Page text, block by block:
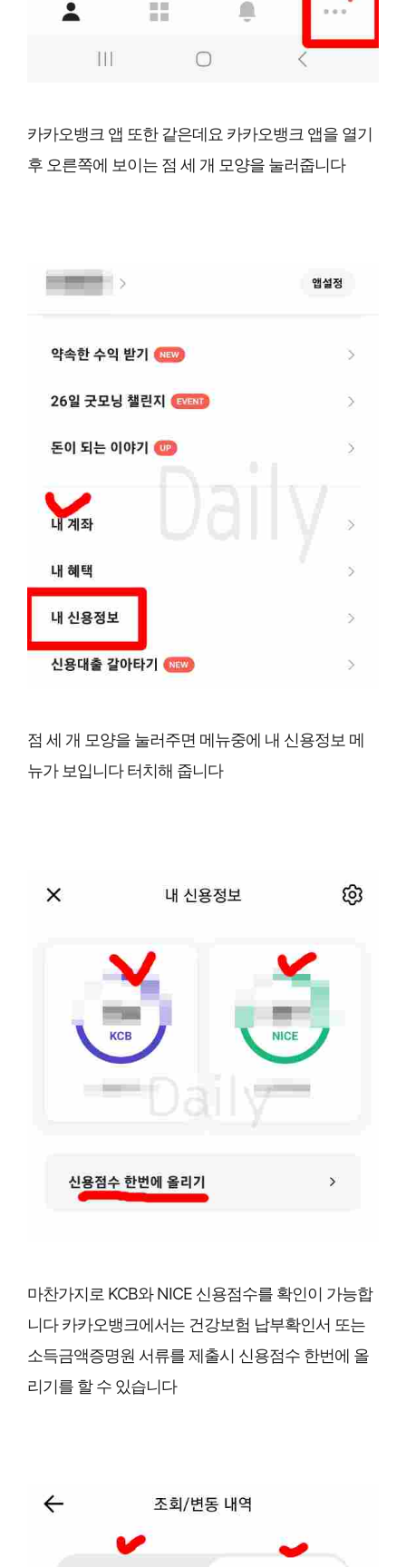
카카오뱅크 앱 또한 같은데요 카카오뱅크 앱을 열기
후 오른쪽에 보이는 점 세 개 모양을 눌러줍니다
점 세 개 모양을 눌러주면 메뉴중에 내 신용정보 메
뉴가 보입니다 터치해 줍니다
마찬가지로 KCB와 NICE 신용점수를 확인이 가능합
니다 카카오뱅크에서는 건강보험 납부확인서 또는
소득금액증명원 서류를 제출시 신용점수 한번에 올
리기를 할 수 있습니다